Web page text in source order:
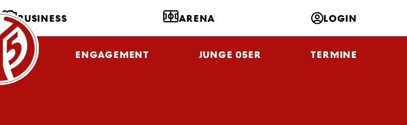
BUSINESS ARENA LOGIN
FANS ENGAGEMENT JUNGE 05ER TERMINE